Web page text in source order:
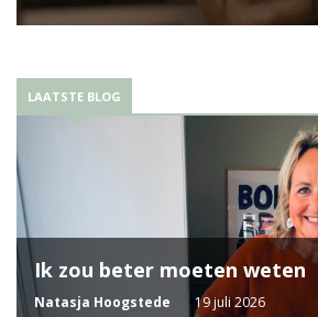
LAATSTE BLOG
Ik zou beter moeten weten
Natasja Hoogstede 19 juli 2026